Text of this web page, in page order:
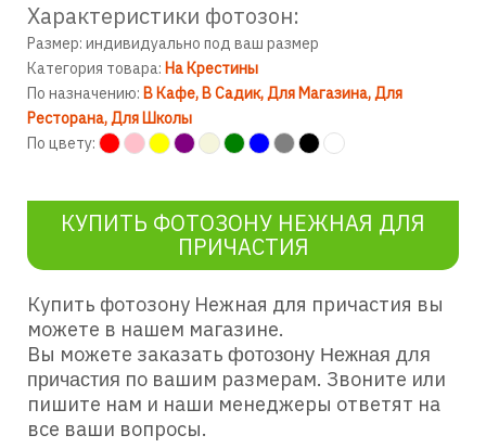
Характеристики фотозон:
Размер: индивидуально под ваш размер
Категория товара: На Крестины
По назначению: В Кафе В Садик Для Магазина Для
Ресторана Для Школы
По цвету:
КУПИТЬ ФОТОЗОНУ НЕЖНАЯ ДЛЯ
ПРИЧАСТИЯ
Купить фотозону Нежная для причастия вы
можете в нашем магазине.
Вы можете заказать фотозону Нежная для
причастия по вашим размерам. Звоните или
пишите нам и наши менеджеры ответят на
все ваши вопросы.